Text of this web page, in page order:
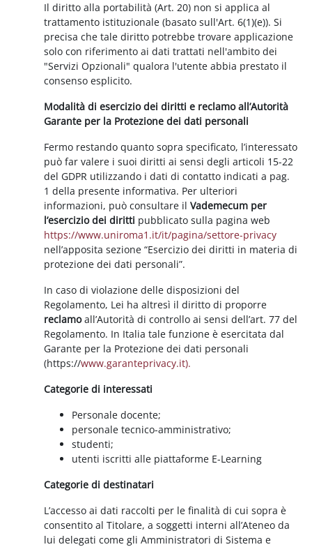
Il diritto alla portabilità (Art. 20) non si applica al
trattamento istituzionale (basato sull'Art. 6(1)(e)). Si
precisa che tale diritto potrebbe trovare applicazione
solo con riferimento ai dati trattati nell'ambito dei
"Servizi Opzionali" qualora l'utente abbia prestato il
consenso esplicito.
Modalità di esercizio dei diritti e reclamo all’Autorità
Garante per la Protezione dei dati personali
Fermo restando quanto sopra specificato, l’interessato
può far valere i suoi diritti ai sensi degli articoli 15-22
del GDPR utilizzando i dati di contatto indicati a pag.
1 della presente informativa. Per ulteriori
informazioni, può consultare ilVademecum per
l’esercizio dei diritti pubblicato sulla pagina web
https://www.uniroma1.it/it/pagina/settore-privacy
nell’apposita sezione “Esercizio dei diritti in materia di
protezione dei dati personali”.
In caso di violazione delle disposizioni del
Regolamento, Lei ha altresì il diritto di proporre
reclamoall’Autorità di controllo ai sensi dell’art. 77 del
Regolamento. In Italia tale funzione è esercitata dal
Garante per la Protezione dei dati personali
(https://www.garanteprivacy.it).
Categorie di interessati
Personale docente;
personale tecnico-amministrativo;
studenti;
utenti iscritti alle piattaforme E-Learning
Categorie di destinatari
L’accesso ai dati raccolti per le finalità di cui sopra è
consentito al Titolare, a soggetti interni all’Ateneo da
lui delegati come gli Amministratori di Sistema e